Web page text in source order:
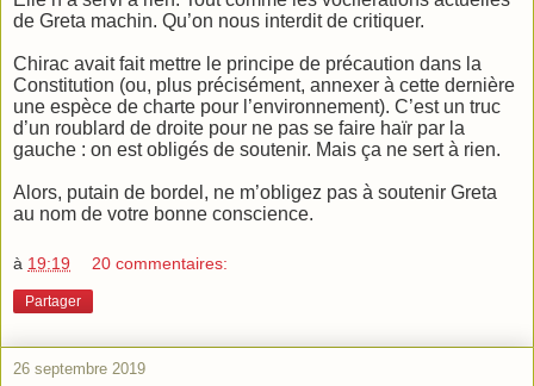
de Greta machin. Qu’on nous interdit de critiquer.
Chirac avait fait mettre le principe de précaution dans la
Constitution (ou, plus précisément, annexer à cette dernière
une espèce de charte pour l’environnement). C’est un truc
d’un roublard de droite pour ne pas se faire haïr par la
gauche : on est obligés de soutenir. Mais ça ne sert à rien.
Alors, putain de bordel, ne m’obligez pas à soutenir Greta
au nom de votre bonne conscience.
à 19:19 20 commentaires:
Partager
26 septembre 2019